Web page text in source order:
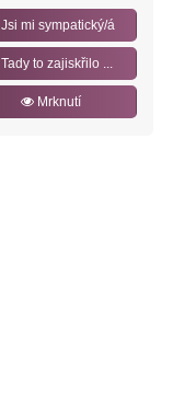
Jsi mi sympatický/á
Tady to zajiskřilo ...
Mrknutí